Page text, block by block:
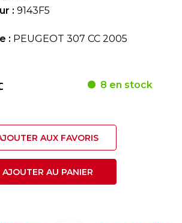
: 9143F5
: PEUGEOT 307 CC 2005
8 en stock
AUX FAVORIS
AJOUTER AU PANIER